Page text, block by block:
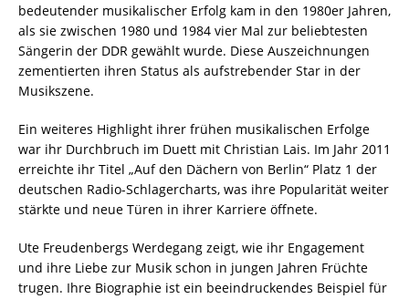
bedeutender musikalischer Erfolg kam in den 1980er Jahren,
als sie zwischen 1980 und 1984 vier Mal zur beliebtesten
Sängerin der DDR gewählt wurde. Diese Auszeichnungen
zementierten ihren Status als aufstrebender Star in der
Musikszene.
Ein weiteres Highlight ihrer frühen musikalischen Erfolge
war ihr Durchbruch im Duett mit Christian Lais. Im Jahr 2011
erreichte ihr Titel „Auf den Dächern von Berlin“ Platz 1 der
deutschen Radio-Schlagercharts, was ihre Popularität weiter
stärkte und neue Türen in ihrer Karriere öffnete.
Ute Freudenbergs Werdegang zeigt, wie ihr Engagement
und ihre Liebe zur Musik schon in jungen Jahren Früchte
trugen. Ihre Biographie ist ein beeindruckendes Beispiel für